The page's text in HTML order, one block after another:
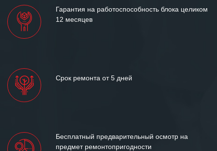
Гарантия на работоспособность блока целиком
12 месяцев
Срок ремонта от 5 дней
Бесплатный предварительный осмотр на
предмет ремонтопригодности